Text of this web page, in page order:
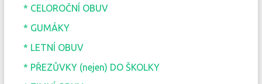
* CELOROČNÍ OBUV
* GUMÁKY
* LETNÍ OBUV
* PŘEZŮVKY (nejen) DO ŠKOLKY